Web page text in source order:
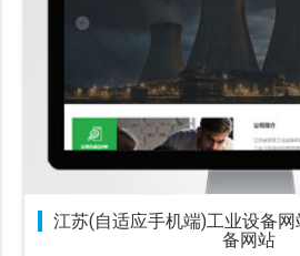
江苏(自适应手机端)工业设备
备网站